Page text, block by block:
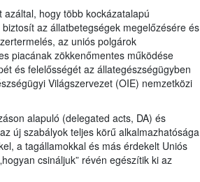
hogy több kockázatalapú
az állatbetegségek megelőzésére és
az uniós polgárok
piacának zökkenőmentes működése
és felelősségét az állategészségügyben
Világszervezet (OIE) nemzetközi
alapuló (delegated acts, DA) és
új szabályok teljes körű alkalmazhatósága
a tagállamokkal és más érdekelt Uniós
csináljuk” révén egészítik ki az